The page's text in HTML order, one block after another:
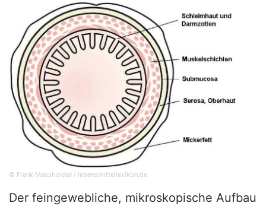
© Frank Massholder / lebensmittellexikon.de
Der feingewebliche, mikroskopische Aufbau